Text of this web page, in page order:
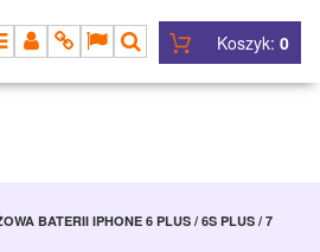
PANELINFOLANGSZUKAJ Koszyk: 0
BATERII IPHONE 6 PLUS / 6S PLUS / 7